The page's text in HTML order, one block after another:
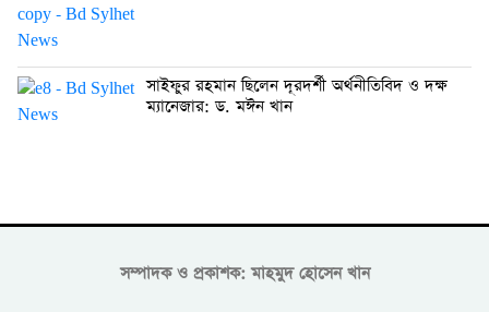
সাইফুর রহমান ছিলেন দূরদর্শী অর্থনীতিবিদ ও দক্ষ
ম্যানেজার: ড. মঈন খান
সম্পাদক ও প্রকাশক: মাহমুদ হোসেন খান